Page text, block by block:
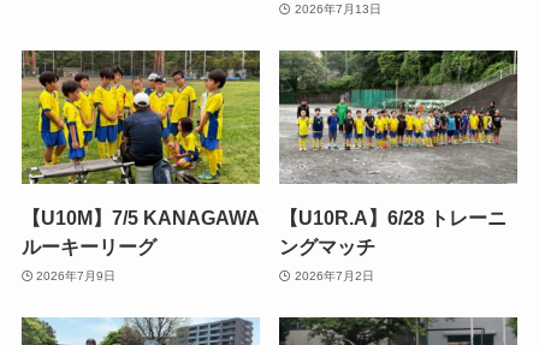
2026年7月13日
【U10M】7/5 KANAGAWA
ルーキーリーグ
2026年7月9日
【U10R.A】6/28 トレーニ
ングマッチ
2026年7月2日